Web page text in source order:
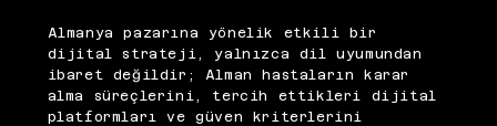
Almanya pazarına yönelik etkili bir
dijital strateji, yalnızca dil uyumundan
ibaret değildir; Alman hastaların karar
alma süreçlerini, tercih ettikleri dijital
platformları ve güven kriterlerini